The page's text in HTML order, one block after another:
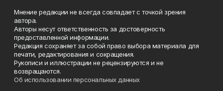
Мнение редакции не всегда совпадает с точкой зрения
автора.
Авторы несут ответственность за достоверность
предоставленной информации.
Редакция сохраняет за собой право выбора материала для
печати, редактирования и сокращения.
Рукописи и иллюстрации не рецензируются и не
возвращаются.
Об использовании персональных данных